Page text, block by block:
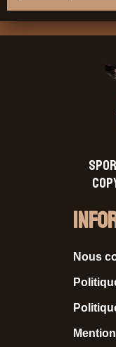
Nous